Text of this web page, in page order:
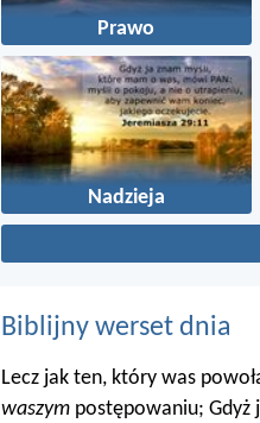
Prawo
Nadzieja
Biblijny werset dnia
Lecz jak ten, który was
waszym postępowaniu; Gdyż